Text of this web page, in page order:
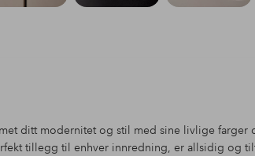
ditt modernitet og stil med sine livlige farger
tillegg til enhver innredning, er allsidig og